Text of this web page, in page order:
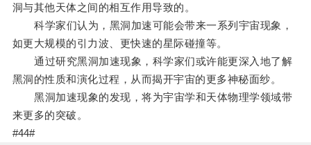
洞与其他天体之间的相互作用导致的。
科学家们认为，黑洞加速可能会带来一系列宇宙现象，
如更大规模的引力波、更快速的星际碰撞等。
通过研究黑洞加速现象，科学家们或许能更深入地了解
黑洞的性质和演化过程，从而揭开宇宙的更多神秘面纱。
黑洞加速现象的发现，将为宇宙学和天体物理学领域带
来更多的突破。
#44#